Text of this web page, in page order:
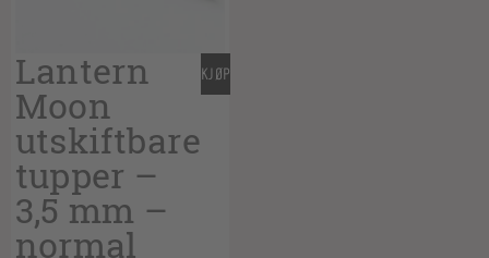
Lantern
Moon
utskiftbare
tupper –
3,5 mm –
normal
KJØP